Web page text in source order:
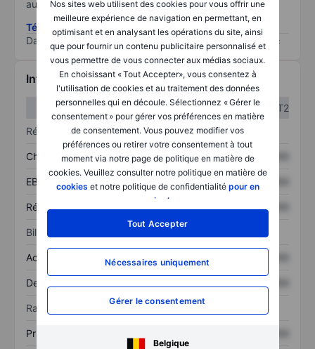
Nos sites web utilisent des cookies pour vous offrir une
meilleure expérience de navigation en permettant, en
optimisant et en analysant les opérations du site, ainsi
que pour fournir un contenu publicitaire personnalisé et
vous permettre de vous connecter aux médias sociaux.
En choisissant « Tout Accepter», vous consentez à
l'utilisation de cookies et au traitement des données
personnelles qui en découle. Sélectionnez « Gérer le
consentement » pour gérer vos préférences en matière
de consentement. Vous pouvez modifier vos
préférences ou retirer votre consentement à tout
moment via notre page de politique en matière de
cookies. Veuillez consulter notre politique en matière de
cookies et notre politique de confidentialité pour en
savoir plus
Tout Accepter
Nécessaires uniquement
Gérer le consentement
Belgique
au risque le plus élevé).
Télécharger la méthodologie ESG (en anglais)
Data provided by
/
Informations financières
T1
T2
Résultats
Chiffre d’affaires XXXXXXX XXXXXXX
EBITDA XXXXXXX
Résultat net XXXXXXX XXXXXXX
Bilan
Actif total XXXXXXX
Dette totale
Ratios
Prix / ventes